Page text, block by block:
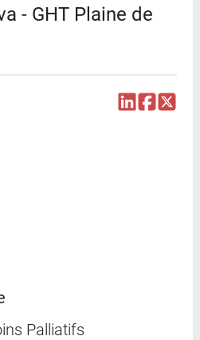
- GHT Plaine de
Palliatifs